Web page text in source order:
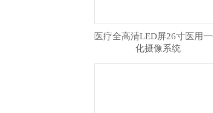
医疗全高清LED屏26寸医用
化摄像系统